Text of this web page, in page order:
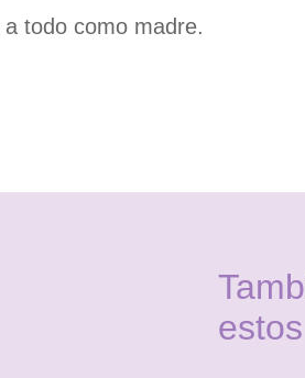
todo como madre.